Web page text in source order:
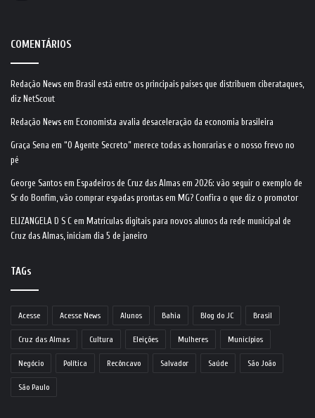
COMENTÁRIOS
Redação News em Brasil está entre os principais países que distribuem ciberataques,
diz NetScout
Redação News em Economista avalia desaceleração da economia brasileira
Graça Sena em “O Agente Secreto” merece todas as honrarias e o nosso frevo no
pé
George Santos em Espadeiros de Cruz das Almas em 2026: vão seguir o exemplo de
Sr do Bonfim, vão comprar espadas prontas em MG? Confira o que diz o promotor
ELIZANGELA D S C em Matrículas digitais para novos alunos da rede municipal de
Cruz das Almas, iniciam dia 5 de janeiro
TAGs
Acesse Acesse News Alunos Bahia Blog do JC Brasil
Cruz das Almas Cultura Eleições Mulheres Municípios
Negócio Política Recôncavo Salvador Saúde São João
São Paulo